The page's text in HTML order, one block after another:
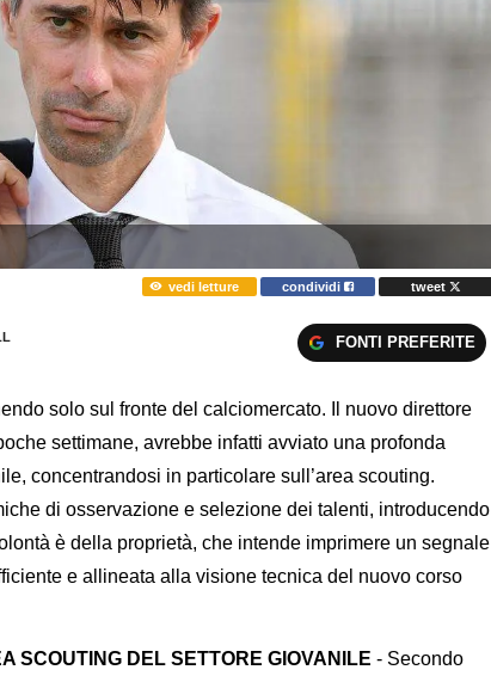
vedi letture condividi tweet
FONTI PREFERITE
solo sul fronte del calciomercato. Il nuovo direttore
settimane, avrebbe infatti avviato una profonda
concentrandosi in particolare sull’area scouting.
di osservazione e selezione dei talenti, introducendo
è della proprietà, che intende imprimere un segnale
e allineata alla visione tecnica del nuovo corso
SCOUTING DEL SETTORE GIOVANILE - Secondo